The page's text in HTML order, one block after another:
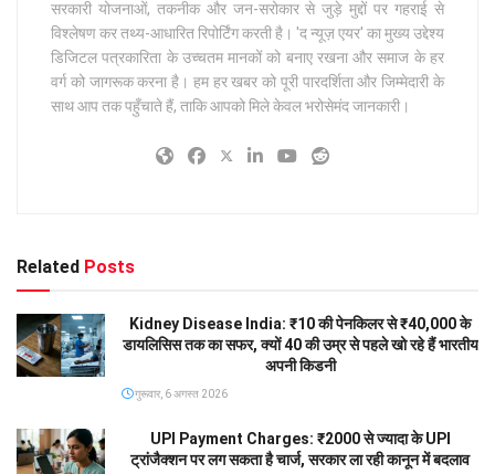
सरकारी योजनाओं, तकनीक और जन-सरोकार से जुड़े मुद्दों पर गहराई से
विश्लेषण कर तथ्य-आधारित रिपोर्टिंग करती है। 'द न्यूज़ एयर' का मुख्य उद्देश्य
डिजिटल पत्रकारिता के उच्चतम मानकों को बनाए रखना और समाज के हर
वर्ग को जागरूक करना है। हम हर खबर को पूरी पारदर्शिता और जिम्मेदारी के
साथ आप तक पहुँचाते हैं, ताकि आपको मिले केवल भरोसेमंद जानकारी।
Related Posts
Kidney Disease India: ₹10 की पेनकिलर से ₹40,000 के
डायलिसिस तक का सफर, क्यों 40 की उम्र से पहले खो रहे हैं भारतीय
अपनी किडनी
गुरूवार, 6 अगस्त 2026
UPI Payment Charges: ₹2000 से ज्यादा के UPI
ट्रांजैक्शन पर लग सकता है चार्ज, सरकार ला रही कानून में बदलाव